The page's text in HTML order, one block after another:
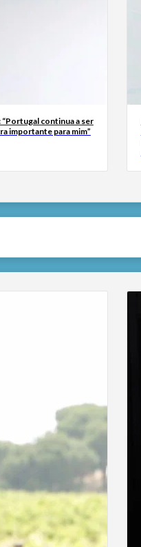
“Portugal continua a ser
importante para mim”